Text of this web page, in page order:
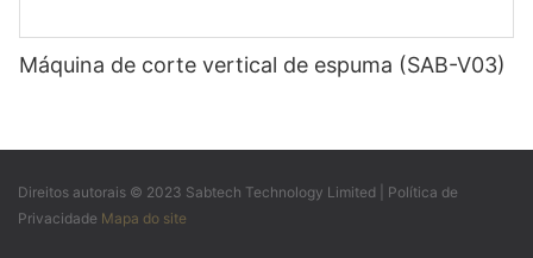
Máquina de corte vertical de espuma (SAB-V03)
Direitos autorais © 2023 Sabtech Technology Limited | Política de
Privacidade Mapa do site